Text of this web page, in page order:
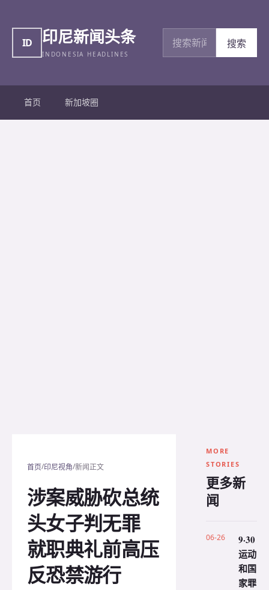
ID 印尼新闻头条
INDONESIA HEADLINES
搜索新闻
搜索
首页 新加坡圈
首页/印尼视角/新闻正文
涉案威胁砍总统
头女子判无罪
就职典礼前高压
反恐禁游行
MORE
STORIES
更多新
闻
06-26
9·30
运动
和国
家罪